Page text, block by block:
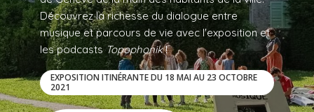
Découvrez la richesse du dialogue entre
musique et parcours de vie avec l'exposition et
les podcastsTopophonik!
EXPOSITION ITINÉRANTE DU 18 MAI AU 23 OCTOBRE
2021